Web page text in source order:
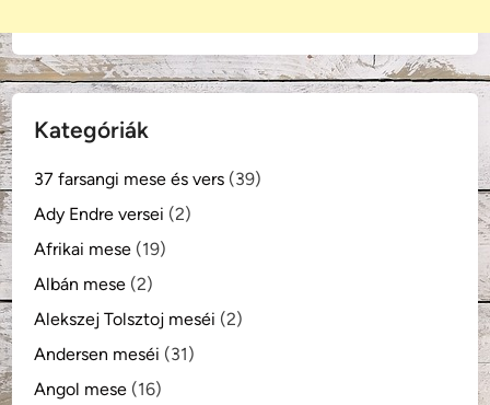
Kategóriák
37 farsangi mese és vers (39)
Ady Endre versei (2)
Afrikai mese (19)
Albán mese (2)
Alekszej Tolsztoj meséi (2)
Andersen meséi (31)
Angol mese (16)